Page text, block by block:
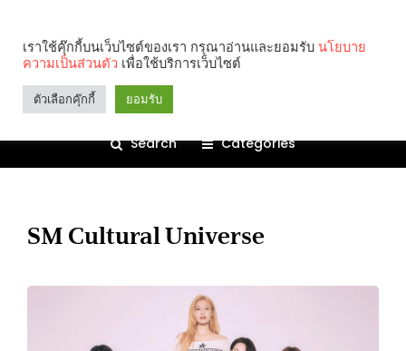
Search Categories
SM Cultural Universe
เราใช้คุ๊กกี้บนเว็บไซต์ของเรา กรุณาอ่านและยอมรับ นโยบาย
ความเป็นส่วนตัว เพื่อใช้บริการเว็บไซต์
ตัวเลือกคุ๊กกี้ ยอมรับ